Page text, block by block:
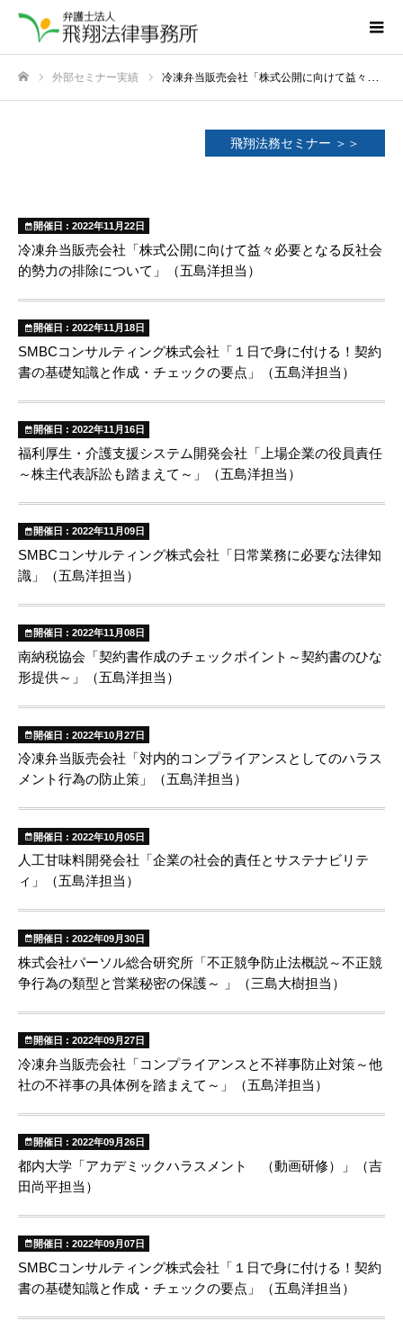
外部セミナー実績 冷凍弁当販売会社「株式公開に向けて益々必要となる反社会的勢力の排除について」（五島洋担当）
飛翔法務セミナー ＞＞
開催日 : 2022年11月22日
冷凍弁当販売会社「株式公開に向けて益々必要となる反社会
的勢力の排除について」（五島洋担当）
開催日 : 2022年11月18日
SMBCコンサルティング株式会社「１日で身に付ける！契約
書の基礎知識と作成・チェックの要点」（五島洋担当）
開催日 : 2022年11月16日
福利厚生・介護支援システム開発会社「上場企業の役員責任
～株主代表訴訟も踏まえて～」（五島洋担当）
開催日 : 2022年11月09日
SMBCコンサルティング株式会社「日常業務に必要な法律知
識」（五島洋担当）
開催日 : 2022年11月08日
南納税協会「契約書作成のチェックポイント～契約書のひな
形提供～」（五島洋担当）
開催日 : 2022年10月27日
冷凍弁当販売会社「対内的コンプライアンスとしてのハラス
メント行為の防止策」（五島洋担当）
開催日 : 2022年10月05日
人工甘味料開発会社「企業の社会的責任とサステナビリテ
ィ」（五島洋担当）
開催日 : 2022年09月30日
株式会社パーソル総合研究所「不正競争防止法概説～不正競
争行為の類型と営業秘密の保護～ 」（三島大樹担当）
開催日 : 2022年09月27日
冷凍弁当販売会社「コンプライアンスと不祥事防止対策～他
社の不祥事の具体例を踏まえて～」（五島洋担当）
開催日 : 2022年09月26日
都内大学「アカデミックハラスメント （動画研修）」（吉
田尚平担当）
開催日 : 2022年09月07日
SMBCコンサルティング株式会社「１日で身に付ける！契約
書の基礎知識と作成・チェックの要点」（五島洋担当）